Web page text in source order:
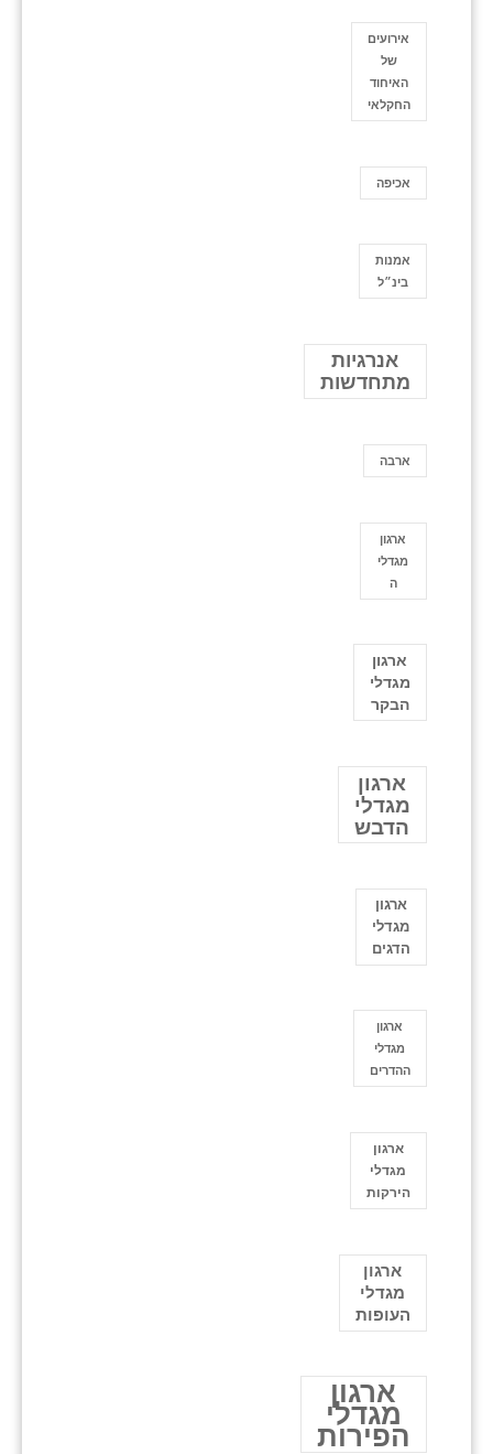
אירועים
של
האיחוד
החקלאי
אכיפה
אמנות
בינ״ל
אנרגיות
מתחדשות
ארבה
ארגון
מגדלי
ה
ארגון
מגדלי
הבקר
ארגון
מגדלי
הדבש
ארגון
מגדלי
הדגים
ארגון
מגדלי
ההדרים
ארגון
מגדלי
הירקות
ארגון
מגדלי
העופות
ארגון
מגדלי
הפירות